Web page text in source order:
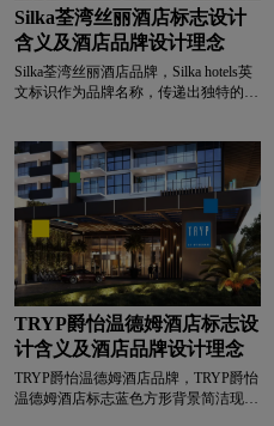
与度假服务的品牌，在行业内的专业与
可信。
Silka荃湾丝丽酒店标志设计
含义及酒店品牌设计理念
Silka荃湾丝丽酒店品牌，‌‌‌Silka hotels英
文标识作为品牌名称，传递出独特的品
用给人优雅、浪漫且精致的感觉，契合
酒店希望为客人营造的舒适、高雅的住
宿体验，体现出酒店在服务与环境氛围
方面对品质与美感的追求。整体设计简
洁且富有质感，紫色与浅色调的搭配营
造出温馨、雅致的视觉感受，传递出酒
店致力于为客人提供温馨、精致且具有
品牌特色的住宿服务的定位与价值，让
客人感受到酒店的用心与品质。
TRYP爵怡温德姆酒店标志设
计含义及酒店品牌设计理念
TRYP爵怡温德姆酒店品牌，‌‌‌TRYP爵怡
温德姆酒店标志蓝色方形背景简洁现